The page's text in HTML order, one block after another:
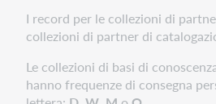
di
record
uniti
File
I record per le collezioni di
collezioni di partner di
Le collezioni di basi di
hanno frequenze di consegna